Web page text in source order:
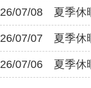
26/07/08 夏季休
26/07/07 夏季休
26/07/06 夏季休